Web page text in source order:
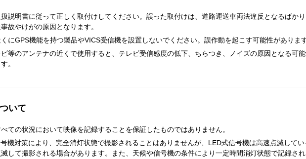
説明書に従って正しく取付けしてください。誤った取付けは、道路運送車両法違反となるばかり
故やけがの原因となります。
にGPS機能を持つ製品やVICS受信機を設置しないでください。誤作動を起こす可能性がありま
等のアンテナの近くで使用すると、テレビ受信感度の低下、ちらつき、ノイズの原因となる可
。
いて
ての状況において映像を記録することを保証したものではありません。
機対策により、完全消灯状態で撮影されることはありませんが、LED式信号機は高速点滅してい
して撮影される場合があります。また、天候や信号機の条件により一定時間消灯状態で記録さ